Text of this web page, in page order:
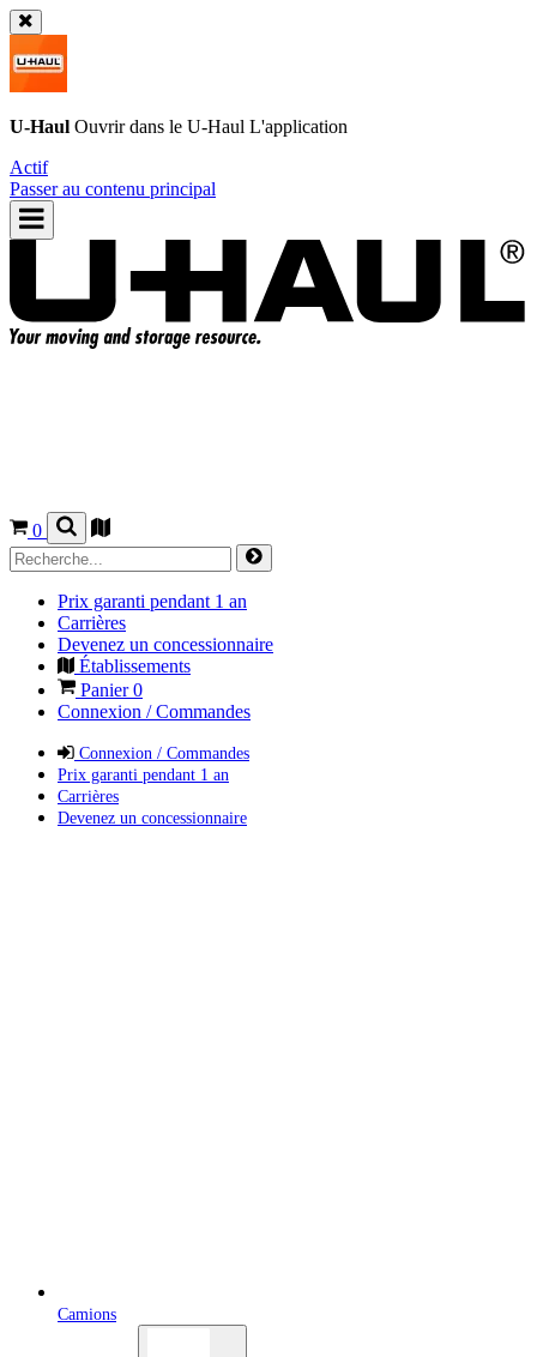
U-Haul Ouvrir dans le U-Haul L'application
Actif
Passer au contenu principal
0
Prix garanti pendant 1 an
Carrières
Devenez un concessionnaire
Établissements
Panier0
Connexion / Commandes
Connexion / Commandes
Prix garanti pendant 1 an
Carrières
Devenez un concessionnaire
Camions